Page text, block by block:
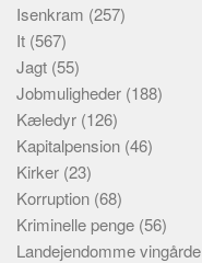
Isenkram (257)
It (567)
Jagt (55)
Jobmuligheder (188)
Kæledyr (126)
Kapitalpension (46)
Kirker (23)
Korruption (68)
Kriminelle penge (56)
Landejendomme vingårde